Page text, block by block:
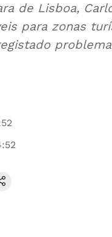
de Lisboa,
para zonas